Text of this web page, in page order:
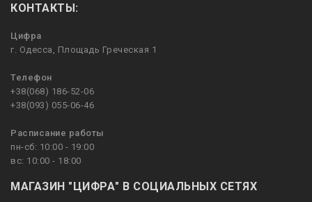
КОНТАКТЫ:
Цифра
г. Одесса, Площадь Греческая 1
Телефон
+38(068) 186-52-06
+38(093) 055-06-46
Расписание работы
пн-сб: 10:00 - 19:00
вс: 10:00 - 18:00
МАГАЗИН "ЦИФРА" В СОЦИАЛЬНЫХ СЕТЯХ